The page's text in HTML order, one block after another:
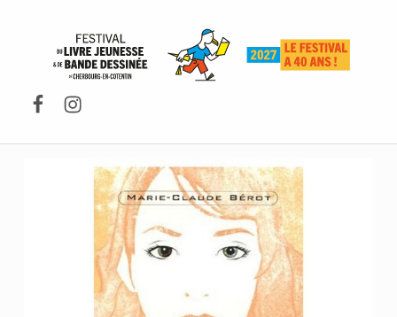
Facebook
Instagram